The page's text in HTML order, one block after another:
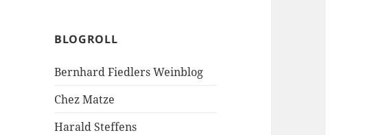
BLOGROLL
Bernhard Fiedlers Weinblog
Chez Matze
Harald Steffens